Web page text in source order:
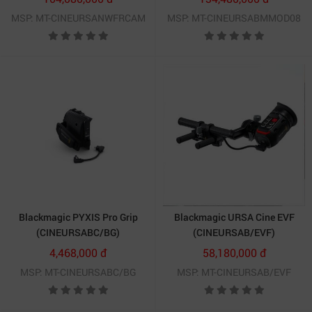
thao tác ghi hình thuận tiện hơn trong quá trình quay
handheld hoặc shoulder rig.
quay truyền hình và documentary hiệu
Blackmagic PYXIS Pro Handle
không chỉ là một phụ
kiện cơ khí đơn thuần mà còn đóng vai trò như trung
Thiết kế zoom rocker hỗ trợ điều khiển các lens tương
thích giúp người quay thao tác giống hệ thống
broadcast camera truyền thống. Đây là ưu điểm quan
trọng đối với operator đã quen workflow truyền hình.
MSP: MT-CINEURSANWFRCAM MSP: MT-CINEURSABMMOD08
Blackmagic PYXIS Pro Grip
(CINEURSABC/BG)
4,468,000 đ
MSP: MT-CINEURSABC/BG
Blackmagic URSA Cine EVF
(CINEURSAB/EVF)
58,180,000 đ
MSP: MT-CINEURSAB/EVF